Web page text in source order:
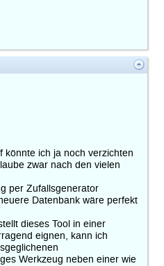
könnte ich ja noch verzichten
zwar nach den vielen
per Zufallsgenerator
Datenbank wäre perfekt
dieses Tool in einer
eignen, kann ich
Werkzeug neben einer wie